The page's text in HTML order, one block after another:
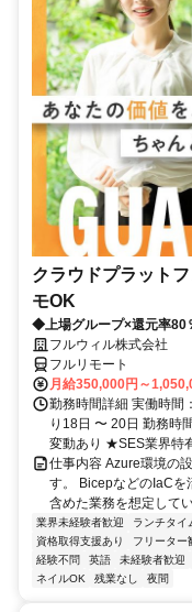
クラウドプラット
モOK
◆上場グループ×還元率80
フルウィル株式会社
フルリモート
月給350,000円～
勤務時間詳細 実働時間
り18日 〜 20日 勤務時
変動あり ★SES業界特
仕事内容 Azure環境の
す。 BicepなどのIaCを
含めた業務を想定して
業界未経験者歓迎 ランチタイ
資格取得支援あり
フリーター
経験不問
英語 未経験者歓迎
ネイルOK
残業なし 夜間